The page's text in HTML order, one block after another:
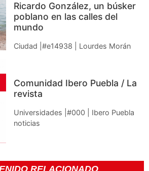
Ricardo González, un búsker
poblano en las calles del
mundo
Ciudad |#e14938 | Lourdes Morán
Comunidad Ibero Puebla / La
revista
Universidades |#000 | Ibero Puebla
noticias